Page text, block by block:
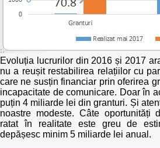
Evoluția lucrurilor din 2016 și 2017
nu a reușit restabilirea relațiilor cu
care ne susțin financiar prin oferirea
incapacitate de comunicare. Doar în
puțin 4 miliarde lei din granturi. Și
noastre modeste. Câte oportunități
ratat în realitate este greu de
depășesc minim 5 miliarde lei anual.